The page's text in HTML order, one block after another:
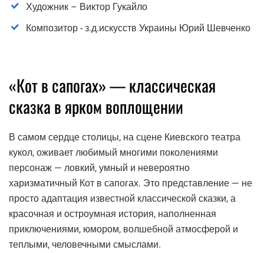
Художник – Виктор Гукайло
Композитор - з.д.искусств Украины Юрий Шевченко
«Кот в сапогах» — классическая
сказка в ярком воплощении
В самом сердце столицы, на сцене Киевского театра
кукол, оживает любимый многими поколениями
персонаж — ловкий, умный и невероятно
харизматичный Кот в сапогах. Это представление — не
просто адаптация известной классической сказки, а
красочная и остроумная история, наполненная
приключениями, юмором, волшебной атмосферой и
теплыми, человечными смыслами.